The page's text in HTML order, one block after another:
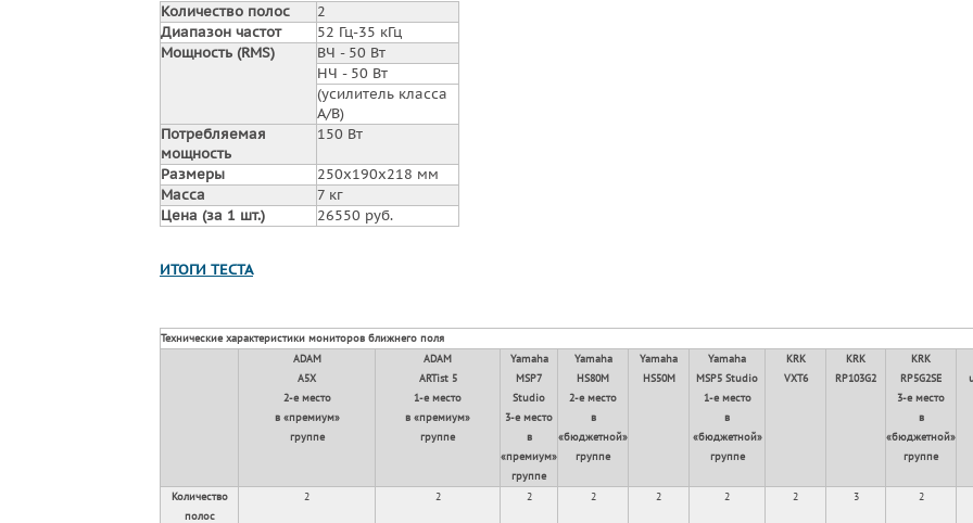
Количество полос
2
Диапазон частот
52 Гц-35 кГц
Мощность (RMS)
ВЧ - 50 Вт
НЧ - 50 Вт
(усилитель класса
А/В)
Потребляемая
мощность
150 Вт
Размеры
250x190x218 мм
Масса
7 кг
Цена (за 1 шт.)
26550 руб.
ИТОГИ ТЕСТА
Технические характеристики мониторов ближнего поля
ADAM
А5Х
2-е место
в «премиум»
группе
ADAM
ARTist 5
1-е место
в «премиум»
группе
Yamaha
MSP7
Studio
3-е место
в
«премиум»
группе
Yamaha
HS80M
2-е место
в
«бюджетной»
группе
Yamaha
HS50M
Yamaha
MSP5 Studio
1-е место
в
«бюджетной»
группе
KRK
VXT6
KRK
RP103G2
KRK
RP5G2SE
3-е место
в
«бюджетной»
группе
Количество
полос
2 2 2 2 2 2 2 3 2